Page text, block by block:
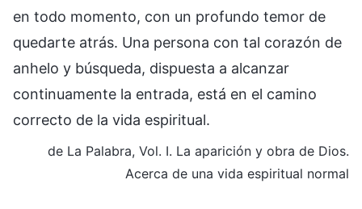
en todo momento, con un profundo temor de
quedarte atrás. Una persona con tal corazón de
anhelo y búsqueda, dispuesta a alcanzar
continuamente la entrada, está en el camino
correcto de la vida espiritual.
de La Palabra, Vol. I. La aparición y obra de Dios.
Acerca de una vida espiritual normal